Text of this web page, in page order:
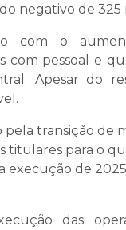
negativo de 325
com o
com pessoal e
Apesar do
transição de
titulares para o
execução de
das